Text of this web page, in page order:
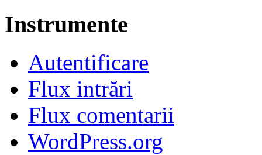
Instrumente
Autentificare
Flux intrări
Flux comentarii
WordPress.org